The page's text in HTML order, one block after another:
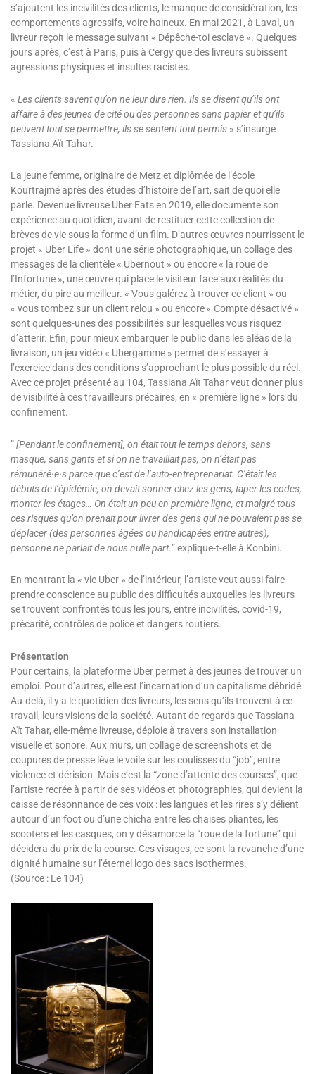
s’ajoutent les incivilités des clients, le manque de considération, les
comportements agressifs, voire haineux. En mai 2021, à Laval, un
livreur reçoit le message suivant « Dépêche-toi esclave ». Quelques
jours après, c’est à Paris, puis à Cergy que des livreurs subissent
agressions physiques et insultes racistes.
« Les clients savent qu’on ne leur dira rien. Ils se disent qu’ils ont
affaire à des jeunes de cité ou des personnes sans papier et qu’ils
peuvent tout se permettre, ils se sentent tout permis » s’insurge
Tassiana Aït Tahar.
La jeune femme, originaire de Metz et diplômée de l’école
Kourtrajmé après des études d’histoire de l’art, sait de quoi elle
parle. Devenue livreuse Uber Eats en 2019, elle documente son
expérience au quotidien, avant de restituer cette collection de
brèves de vie sous la forme d’un film. D’autres œuvres nourrissent le
projet « Uber Life » dont une série photographique, un collage des
messages de la clientèle « Ubernout » ou encore « la roue de
l’Infortune », une œuvre qui place le visiteur face aux réalités du
métier, du pire au meilleur. « Vous galérez à trouver ce client » ou
« vous tombez sur un client relou » ou encore « Compte désactivé »
sont quelques-unes des possibilités sur lesquelles vous risquez
d’atterir. Efin, pour mieux embarquer le public dans les aléas de la
livraison, un jeu vidéo « Ubergamme » permet de s’essayer à
l’exercice dans des conditions s’approchant le plus possible du réel.
Avec ce projet présenté au 104, Tassiana Aït Tahar veut donner plus
de visibilité à ces travailleurs précaires, en « première ligne » lors du
confinement.
”[Pendant le confinement], on était tout le temps dehors, sans
masque, sans gants et si on ne travaillait pas, on n’était pas
rémunéré·e·s parce que c’est de l’auto-entreprenariat. C’était les
débuts de l’épidémie, on devait sonner chez les gens, taper les codes,
monter les étages… On était un peu en première ligne, et malgré tous
ces risques qu’on prenait pour livrer des gens qui ne pouvaient pas se
déplacer (des personnes âgées ou handicapées entre autres),
personne ne parlait de nous nulle part.” explique-t-elle à Konbini.
En montrant la « vie Uber » de l’intérieur, l’artiste veut aussi faire
prendre conscience au public des difficultés auxquelles les livreurs
se trouvent confrontés tous les jours, entre incivilités, covid-19,
précarité, contrôles de police et dangers routiers.
Présentation
Pour certains, la plateforme Uber permet à des jeunes de trouver un
emploi. Pour d’autres, elle est l’incarnation d’un capitalisme débridé.
Au-delà, il y a le quotidien des livreurs, les sens qu’ils trouvent à ce
travail, leurs visions de la société. Autant de regards que Tassiana
Aït Tahar, elle-même livreuse, déploie à travers son installation
visuelle et sonore. Aux murs, un collage de screenshots et de
coupures de presse lève le voile sur les coulisses du “job”, entre
violence et dérision. Mais c’est la “zone d’attente des courses”, que
l’artiste recrée à partir de ses vidéos et photographies, qui devient la
caisse de résonnance de ces voix : les langues et les rires s’y délient
autour d’un foot ou d’une chicha entre les chaises pliantes, les
scooters et les casques, on y désamorce la “roue de la fortune” qui
décidera du prix de la course. Ces visages, ce sont la revanche d’une
dignité humaine sur l’éternel logo des sacs isothermes.
(Source : Le 104)